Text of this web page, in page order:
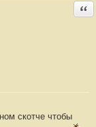
скотче чтобы